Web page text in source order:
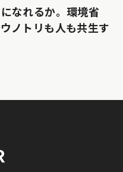
なれるか。環境省
ノトリも人も共生す